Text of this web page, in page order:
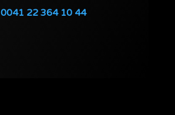
0041 22 364 10 44